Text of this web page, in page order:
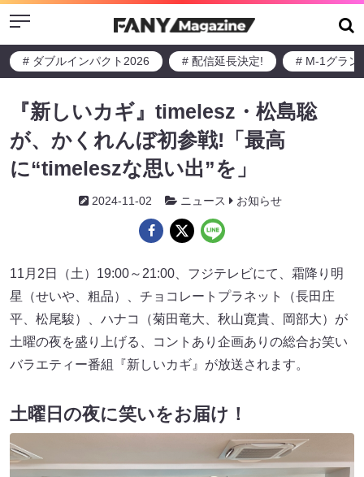
Menu
# ダブルインパクト2026 # 配信延長決定! # M-1グラン
『新しいカギ』timelesz・松島聡
が、かくれんぼ初参戦!「最高
に“timeleszな思い出”を」
2024-11-02 ニュース お知らせ
11月2日（土）19:00～21:00、フジテレビにて、霜降り明
星（せいや、粗品）、チョコレートプラネット（長田庄
平、松尾駿）、ハナコ（菊田竜大、秋山寛貴、岡部大）が
土曜の夜を盛り上げる、コントあり企画ありの総合お笑い
バラエティー番組『新しいカギ』が放送されます。
土曜日の夜に笑いをお届け！